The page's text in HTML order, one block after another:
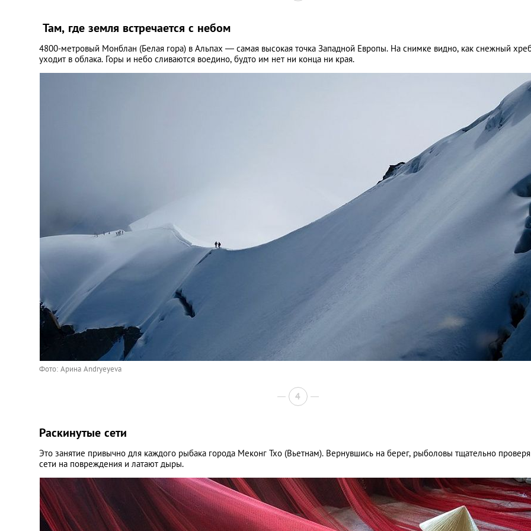
Там, где земля встречается с небом
4800-метровый Монблан (Белая гора) в Альпах — самая высокая точка Западной Европы. На снимке видно, как снежный
уходит в облака. Горы и небо сливаются воедино, будто им нет ни конца ни края.
Фото: Арина Andryeyeva
4
Раскинутые сети
Это занятие привычно для каждого рыбака города Меконг Тхо (Вьетнам). Вернувшись на берег, рыболовы тщательно
сети на повреждения и латают дыры.